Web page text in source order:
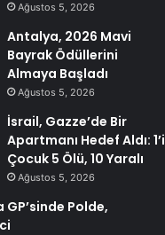
Ağustos 5, 2026
Antalya, 2026 Mavi
Bayrak Ödüllerini
Almaya Başladı
Ağustos 5, 2026
İsrail, Gazze’de Bir
Apartmanı Hedef Aldı: 1’i
Çocuk 5 Ölü, 10 Yaralı
Ağustos 5, 2026
Polde,